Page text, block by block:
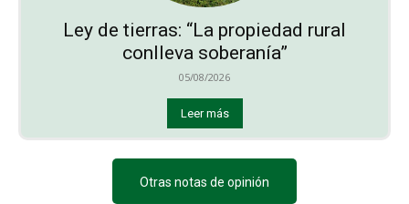
Ley de tierras: “La propiedad rural
conlleva soberanía”
05/08/2026
Leer más
Otras notas de opinión